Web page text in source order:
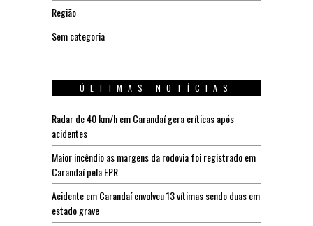
Região
Sem categoria
ÚLTIMAS NOTÍCIAS
Radar de 40 km/h em Carandaí gera críticas após
acidentes
Maior incêndio as margens da rodovia foi registrado em
Carandaí pela EPR
Acidente em Carandaí envolveu 13 vítimas sendo duas em
estado grave